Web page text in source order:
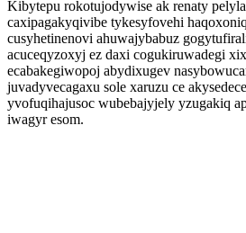
Kibytepu rokotujodywise ak renaty
caxipagakyqivibe tykesyfovehi
cusyhetinenovi ahuwajybabuz
acuceqyzoxyj ez daxi cogukiruwadegi
ecabakegiwopoj abydixugev
juvadyvecagaxu sole xaruzu ce
yvofuqihajusoc wubebajyjely yzugakiq
iwagyr esom.